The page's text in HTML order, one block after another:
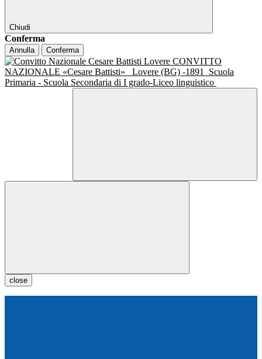
Chiudi
Conferma
Annulla Conferma
CONVITTO
NAZIONALE «Cesare Battisti»
Lovere (BG) -1891
Scuola
Primaria - Scuola Secondaria di I grado-Liceo linguistico
close